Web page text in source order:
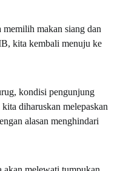
makan siang dan
kita kembali menuju ke
kondisi pengunjung
diharuskan melepaskan
alasan menghindari